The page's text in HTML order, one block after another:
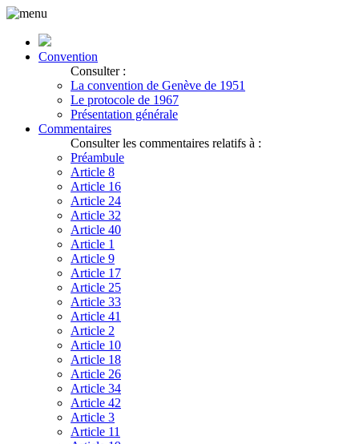
Convention
Consulter :
La convention de Genève de 1951
Le protocole de 1967
Présentation générale
Commentaires
Consulter les commentaires relatifs à :
Préambule
Article 8
Article 16
Article 24
Article 32
Article 40
Article 1
Article 9
Article 17
Article 25
Article 33
Article 41
Article 2
Article 10
Article 18
Article 26
Article 34
Article 42
Article 3
Article 11